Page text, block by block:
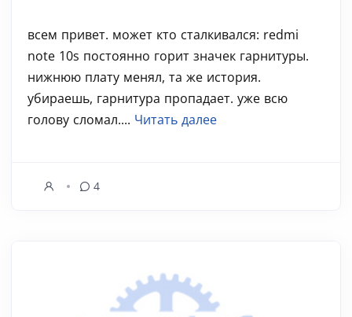
всем привет. может кто сталкивался: redmi
note 10s постоянно горит значек гарнитуры.
нижнюю плату менял, та же история.
убираешь, гарнитура пропадает. уже всю
голову сломал.... Читать далее
4